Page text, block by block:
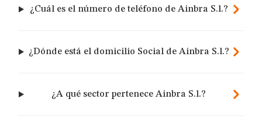
¿Cuál es el número de teléfono de Ainbra S.l.?
¿Dónde está el domicilio Social de Ainbra S.l.?
¿A qué sector pertenece Ainbra S.l.?